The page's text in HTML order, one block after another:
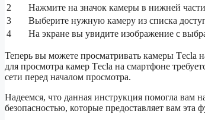
2
Нажмите на значок камеры в нижней
3
Выберите нужную камеру из списка
4
На экране вы увидите изображение с
Теперь вы можете просматривать камеры Tесla
для просмотра камер Tесla на смартфоне
сети перед началом просмотра.
Надеемся, что данная инструкция помогла вам
безопасностью, которые предоставляет вам эта